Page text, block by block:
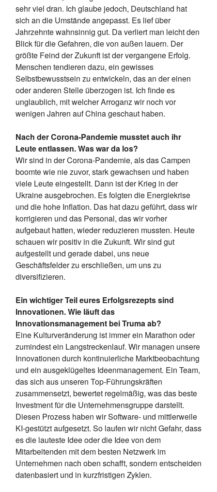
sehr viel dran. Ich glaube jedoch, Deutschland hat
sich an die Umstände angepasst. Es lief über
Jahrzehnte wahnsinnig gut. Da verliert man leicht den
Blick für die Gefahren, die von außen lauern. Der
größte Feind der Zukunft ist der vergangene Erfolg.
Menschen tendieren dazu, ein gewisses
Selbstbewusstsein zu entwickeln, das an der einen
oder anderen Stelle überzogen ist. Ich finde es
unglaublich, mit welcher Arroganz wir noch vor
wenigen Jahren auf China geschaut haben.
Nach der Corona-Pandemie musstet auch ihr
Leute entlassen. Was war da los?
Wir sind in der Corona-Pandemie, als das Campen
boomte wie nie zuvor, stark gewachsen und haben
viele Leute eingestellt. Dann ist der Krieg in der
Ukraine ausgebrochen. Es folgten die Energiekrise
und die hohe Inflation. Das hat dazu geführt, dass wir
korrigieren und das Personal, das wir vorher
aufgebaut hatten, wieder reduzieren mussten. Heute
schauen wir positiv in die Zukunft. Wir sind gut
aufgestellt und gerade dabei, uns neue
Geschäftsfelder zu erschließen, um uns zu
diversifizieren.
Ein wichtiger Teil eures Erfolgsrezepts sind
Innovationen. Wie läuft das
Innovationsmanagement bei Truma ab?
Eine Kulturveränderung ist immer ein Marathon oder
zumindest ein Langstreckenlauf. Wir managen unsere
Innovationen durch kontinuierliche Marktbeobachtung
und ein ausgeklügeltes Ideenmanagement. Ein Team,
das sich aus unseren Top-Führungskräften
zusammensetzt, bewertet regelmäßig, was das beste
Investment für die Unternehmensgruppe darstellt.
Diesen Prozess haben wir Software- und mittlerweile
KI-gestützt aufgesetzt. So laufen wir nicht Gefahr, dass
es die lauteste Idee oder die Idee von dem
Mitarbeitenden mit dem besten Netzwerk im
Unternehmen nach oben schafft, sondern entscheiden
datenbasiert und in kurzfristigen Zyklen.